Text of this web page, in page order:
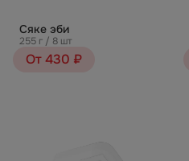
Сяке эби
255 г / 8 шт
От 430 ₽